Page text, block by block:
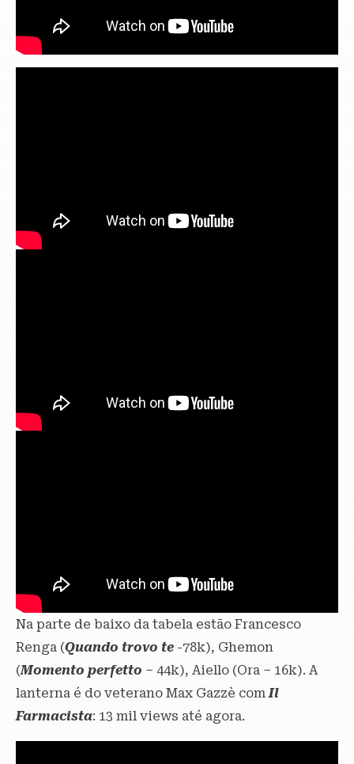
Na parte de baixo da tabela estão Francesco
Renga (Quando trovo te -78k), Ghemon
(Momento perfetto – 44k), Aiello (Ora – 16k). A
lanterna é do veterano Max Gazzè comIl
Farmacista: 13 mil views até agora.